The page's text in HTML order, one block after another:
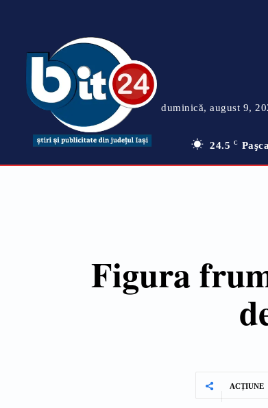
duminică, august 9,
24.5 C
Figura
ACȚIUNE